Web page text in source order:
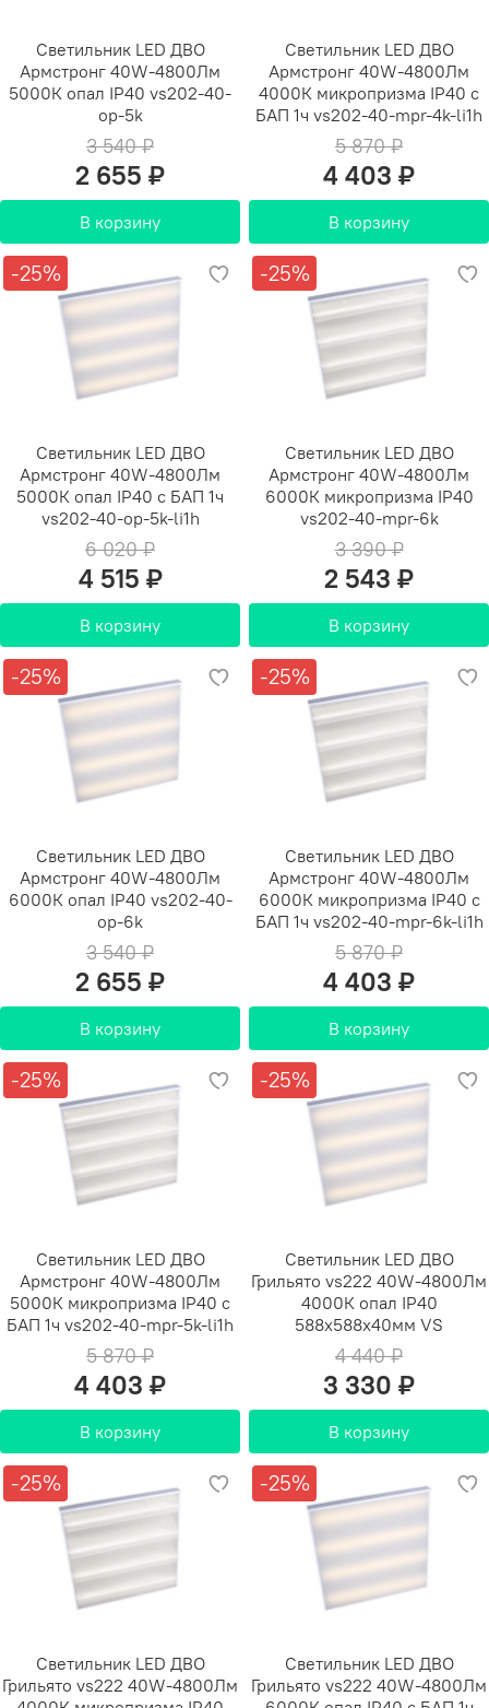
Светильник LED ДВО
Армстронг 40W-4800Лм
5000К опал IP40 vs202-40-
op-5k
3 540 ₽
2 655 ₽
В корзину
Светильник LED ДВО
Армстронг 40W-4800Лм
4000К микропризма IP40 с
БАП 1ч vs202-40-mpr-4k-li1h
5 870 ₽
4 403 ₽
В корзину
-25%
Светильник LED ДВО
Армстронг 40W-4800Лм
5000К опал IP40 с БАП 1ч
vs202-40-op-5k-li1h
6 020 ₽
4 515 ₽
В корзину
-25%
Светильник LED ДВО
Армстронг 40W-4800Лм
6000К микропризма IP40
vs202-40-mpr-6k
3 390 ₽
2 543 ₽
В корзину
-25%
Светильник LED ДВО
Армстронг 40W-4800Лм
6000К опал IP40 vs202-40-
op-6k
3 540 ₽
2 655 ₽
В корзину
-25%
Светильник LED ДВО
Армстронг 40W-4800Лм
6000К микропризма IP40 с
БАП 1ч vs202-40-mpr-6k-li1h
5 870 ₽
4 403 ₽
В корзину
-25%
Светильник LED ДВО
Армстронг 40W-4800Лм
5000К микропризма IP40 с
БАП 1ч vs202-40-mpr-5k-li1h
5 870 ₽
4 403 ₽
В корзину
-25%
Светильник LED ДВО
Грильято vs222 40W-4800Лм
4000К опал IP40
588х588х40мм VS
4 440 ₽
3 330 ₽
В корзину
-25%
Светильник LED ДВО
Грильято vs222 40W-4800Лм
-25%
Светильник LED ДВО
Грильято vs222 40W-4800Лм